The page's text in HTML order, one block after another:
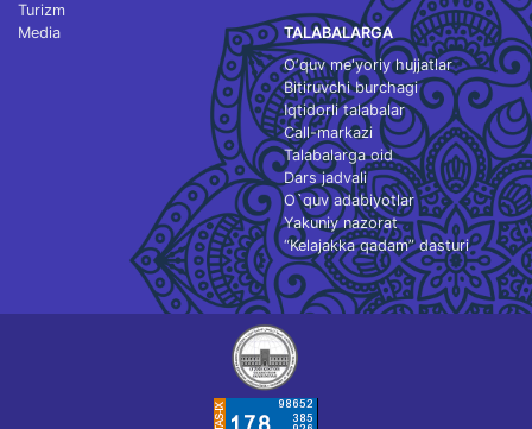
Turizm
Media
TALABALARGA
O‘quv me'yoriy hujjatlar
Bitiruvchi burchagi
Iqtidorli talabalar
Call-markazi
Talabalarga oid
Dars jadvali
O`quv adabiyotlar
Yakuniy nazorat
“Kelajakka qadam” dasturi